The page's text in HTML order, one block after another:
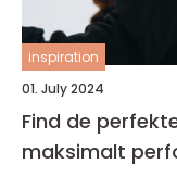
inspiration
01. July 2024
Find de
maksimalt